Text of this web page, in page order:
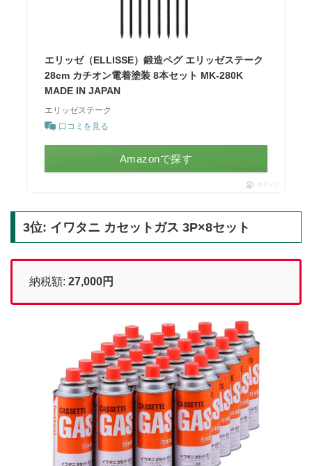
エリッゼ（ELLISSE）鍛造ペグ エリッゼステーク
28cm カチオン電着塗装 8本セット MK-280K
MADE IN JAPAN
エリッゼステーク
口コミを見る
Amazonで探す
ポチップ
3位: イワタニ カセットガス 3P×8セット
納税額: 27,000円